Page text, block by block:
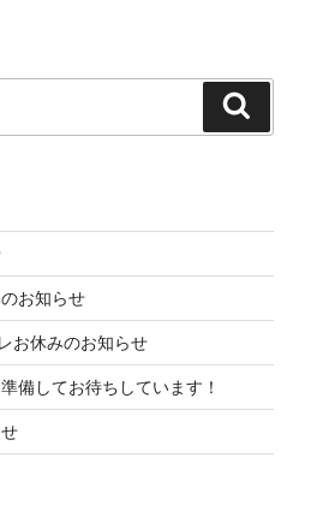
索
お知らせ
お休みのお知らせ
備してお待ちしています！